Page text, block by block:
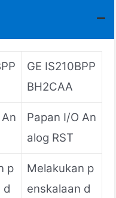
GE IS210BPP
BH2CAA
Papan I/O An
alog RST
p
d
Melakukan p
enskalaan d